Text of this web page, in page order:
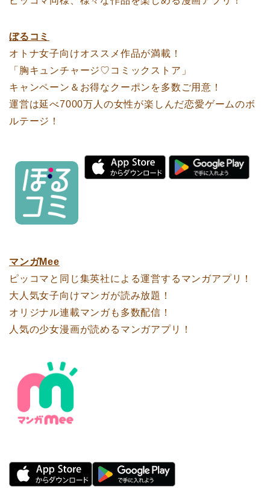
ぼるコミ
オトナ女子向けオススメ作品が満載！
「胸キュンチャージ♡コミックストア」
キャンペーン＆お得なクーポンを多数ご用意！
運営は延べ7000万人の女性が楽しんだ恋愛ゲームのボ
ルテージ！
マンガMee
ピッコマと同じ集英社による運営するマンガアプリ！
大人気女子向けマンガが読み放題！
オリジナル連載マンガも多数配信！
人気の少女漫画が読めるマンガアプリ！